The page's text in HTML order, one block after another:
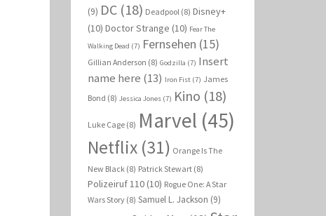
(9) DC(18) Deadpool(8) Disney+
(10) Doctor Strange (10) Fear The
Walking Dead (7) Fernsehen (15)
Gillian Anderson (8) Godzilla (7) Insert
name here (13) Iron Fist(7) James
Bond (8) Jessica Jones(7) Kino (18)
Luke Cage(8) Marvel (45)
Netflix(31) Orange Is The
New Black(8) Patrick Stewart(8)
Polizeiruf 110(10) Rogue One: A Star
Wars Story(8) Samuel L. Jackson (9)